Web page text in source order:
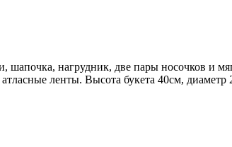
нагрудник, две пары носочков и
ленты. Высота букета 40см,